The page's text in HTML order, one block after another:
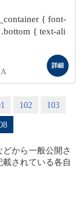
{ font-
{ text-ali
詳細
102
103
どから一般公開さ
されている各自